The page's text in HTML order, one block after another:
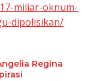
miliar-oknum-
dipolisikan/
Regina